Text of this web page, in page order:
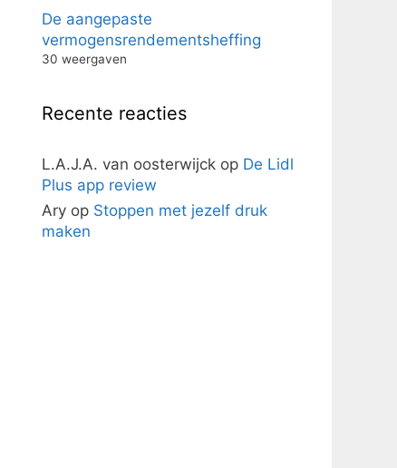
De aangepaste
vermogensrendementsheffing
30 weergaven
Recente reacties
L.A.J.A. van oosterwijck op De Lidl
Plus app review
Ary op Stoppen met jezelf druk
maken